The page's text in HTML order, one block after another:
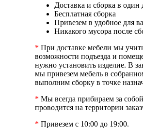
Доставка и сборка в один
Бесплатная сборка
Привезем в удобное для
Никакого мусора после
* При доставке мебели мы
возможности подъезда и
нужно установить изделие. В
мы привезем мебель в
выполним сборку в точке
* Мы всегда прибираем за
проводится на территории
* Привезем с 10:00 до 19:00.